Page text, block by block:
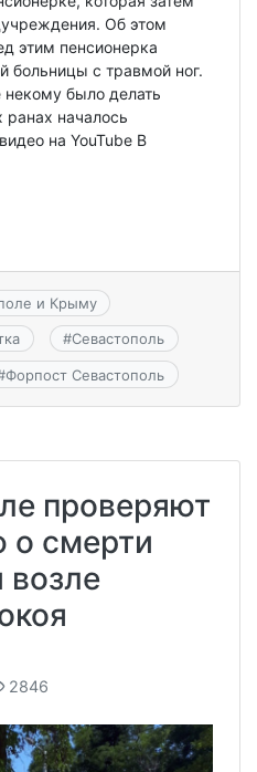
Об этом
этим пенсионерка
больницы с травмой ног.
было делать
началось
на YouTube В
и Крыму
#Севастополь
Форпост Севастополь
проверяют
смерти
возле
2846